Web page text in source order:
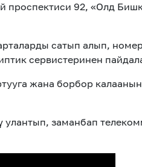
й проспектиси 92, «Олд
сатып алып,
сервистеринен
жана борбор
улантып, заманбап